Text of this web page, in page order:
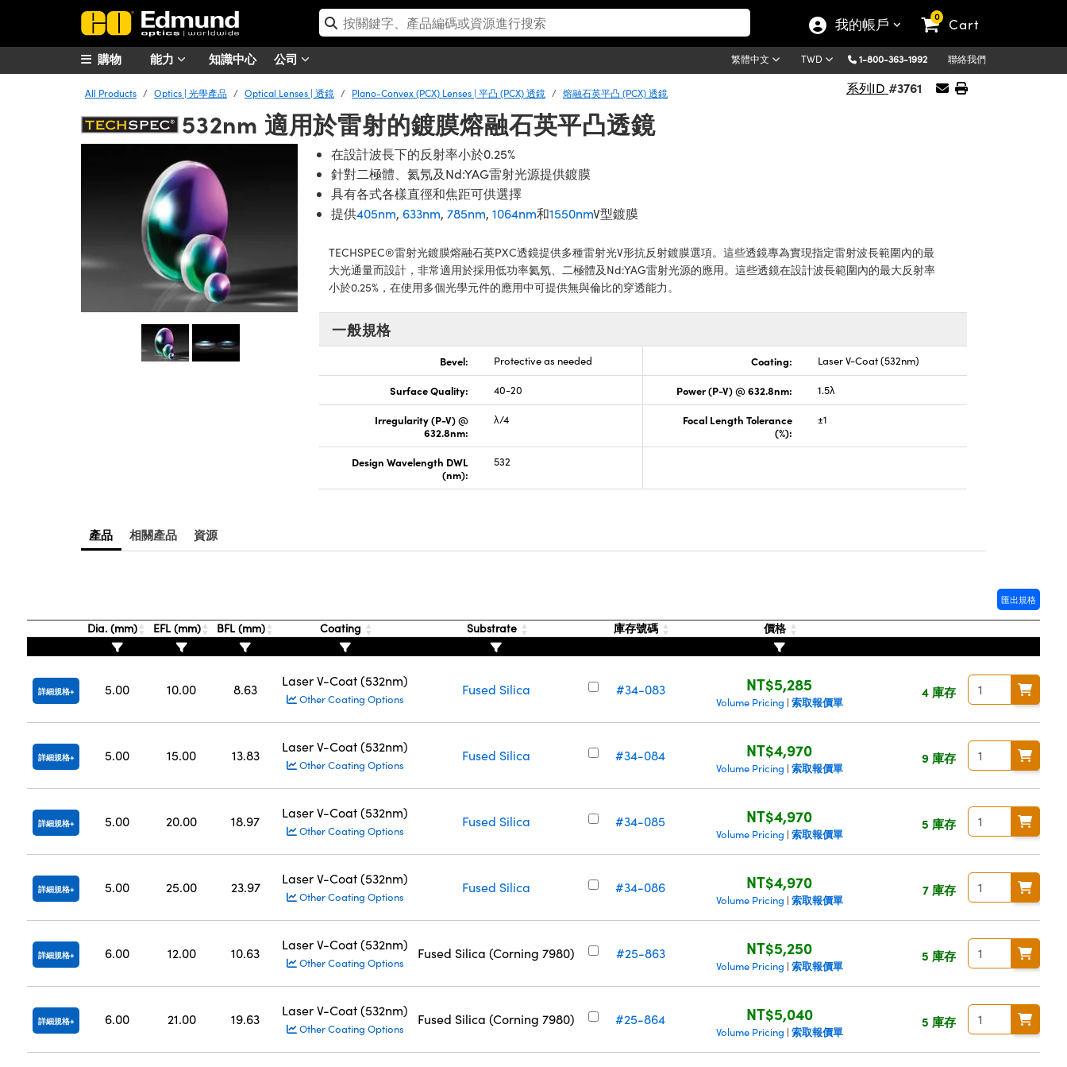
我的帳戶 0 Cart
能力 知識中心 公司 繁體中文 TWD 1-800-363-1992 聯絡我們
購物
All Products Optics | 光學產品 Optical Lenses | 透鏡 Plano-Convex (PCX) Lenses | 平凸 (PCX) 透鏡 熔融石英平凸 (PCX) 透鏡 系列ID #3761
532nm 適用於雷射的鍍膜熔融石英平凸透鏡
在設計波長下的反射率小於0.25%
針對二極體、氦氖及Nd:YAG雷射光源提供鍍膜
具有各式各樣直徑和焦距可供選擇
提供405nm, 633nm, 785nm, 1064nm和1550nmV型鍍膜
TECHSPEC®雷射光鍍膜熔融石英PXC透鏡提供多種雷射光V形抗反射鍍膜選項。這些透鏡專為實現指定雷射波長範圍內的最
大光通量而設計，非常適用於採用低功率氦氖、二極體及Nd:YAG雷射光源的應用。這些透鏡在設計波長範圍內的最大反射率
小於0.25%，在使用多個光學元件的應用中可提供無與倫比的穿透能力。
一般規格
Bevel: Protective as needed Coating: Laser V-Coat (532nm)
Surface Quality: 40-20 Power (P-V) @ 632.8nm: 1.5λ
Irregularity (P-V) @
632.8nm:
λ/4
Focal Length Tolerance
(%):
±1
Design Wavelength DWL
(nm):
532
產品 相關產品 資源
匯出規格
Dia. (mm) EFL (mm) BFL (mm) Coating Substrate 庫存號碼 價格
詳細規格 5.00 10.00 8.63
Laser V-Coat (532nm)
Other Coating Options
Fused Silica #34-083 NT$5,285
Volume Pricing | 索取報價單
4 庫存
詳細規格 5.00 15.00 13.83
Laser V-Coat (532nm)
Other Coating Options
Fused Silica #34-084 NT$4,970
Volume Pricing | 索取報價單
9 庫存
詳細規格 5.00 20.00 18.97
Laser V-Coat (532nm)
Other Coating Options
Fused Silica #34-085 NT$4,970
Volume Pricing | 索取報價單
5 庫存
詳細規格 5.00 25.00 23.97
Laser V-Coat (532nm)
Other Coating Options
Fused Silica #34-086 NT$4,970
Volume Pricing | 索取報價單
7 庫存
詳細規格 6.00 12.00 10.63
Laser V-Coat (532nm)
Other Coating Options
Fused Silica (Corning 7980) #25-863 NT$5,250
Volume Pricing | 索取報價單
5 庫存
詳細規格 6.00 21.00 19.63
Laser V-Coat (532nm)
Other Coating Options
Fused Silica (Corning 7980) #25-864 NT$5,040
Volume Pricing | 索取報價單
5 庫存